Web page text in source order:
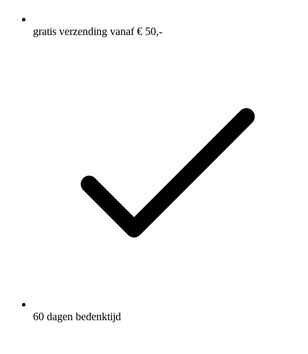
gratis verzending vanaf € 50,-
60 dagen bedenktijd